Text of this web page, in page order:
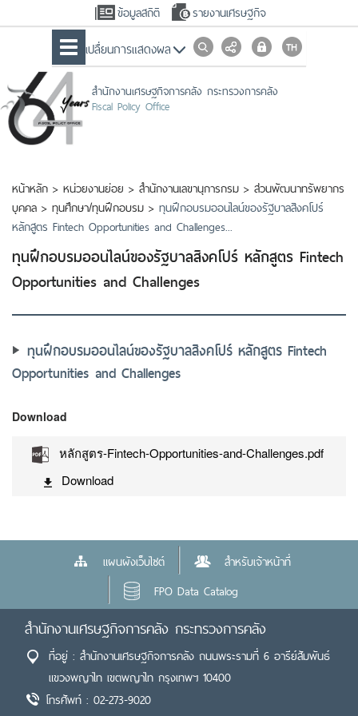
ข้อมูลสถิติ รายงานเศรษฐกิจ
เปลื่ยนการแสดงผล
สำนักงานเศรษฐกิจการคลัง กระทรวงการคลัง
Fiscal Policy Office
หน้าหลัก > หน่วยงานย่อย > สำนักงานเลขานุการกรม > ส่วนพัฒนาทรัพยากร
บุคคล > ทุนศึกษา/ทุนฝึกอบรม > ทุนฝึกอบรมออนไลน์ของรัฐบาลสิงคโปร์
หลักสูตร Fintech Opportunities and Challenges...
ทุนฝึกอบรมออนไลน์ของรัฐบาลสิงคโปร์ หลักสูตร Fintech
Opportunities and Challenges
ทุนฝึกอบรมออนไลน์ของรัฐบาลสิงคโปร์ หลักสูตร Fintech
Opportunities and Challenges
Download
หลักสูตร-Fintech-Opportunities-and-Challenges.pdf
Download
แผนผังเว็บไซต์
สำหรับเจ้าหน้าที่
FPO Data Catalog
สำนักงานเศรษฐกิจการคลัง กระทรวงการคลัง
ที่อยู่ : สำนักงานเศรษฐกิจการคลัง ถนนพระรามที่ 6 อารีย์สัมพันธ์
แขวงพญาไท เขตพญาไท กรุงเทพฯ 10400
โทรศัพท์ : 02-273-9020